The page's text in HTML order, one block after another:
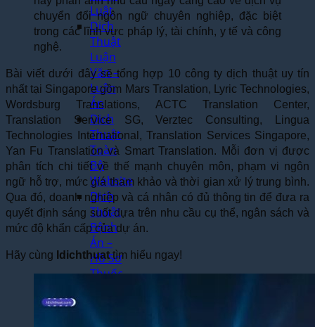
Luật
Dịch
Thuật
Luận
Văn –
Luận
Án
Dịch
Thuật
Toàn
Bộ
Website
Dịch
Thuật
Bệnh
Án –
Hồ Sơ
Thuốc
Chuyên
chuyển đổi ngôn ngữ chuyên nghiệp, đặc biệt
trong các lĩnh vực pháp lý, tài chính, y tế và công
nghệ.
Bài viết dưới đây sẽ tổng hợp 10 công ty dịch thuật uy tín
nhất tại Singapore gồm Mars Translation, Lyric Technologies,
Wordsburg Translations, ACTC Translation Center,
Translation Service SG, Verztec Consulting, Lingua
Technologies International, Translation Services Singapore,
Yan Fu Translation và Smart Translation. Mỗi đơn vị được
phân tích chi tiết về thế mạnh chuyên môn, phạm vi ngôn
ngữ hỗ trợ, mức giá tham khảo và thời gian xử lý trung bình.
Qua đó, doanh nghiệp và cá nhân có đủ thông tin để đưa ra
quyết định sáng suốt dựa trên nhu cầu cụ thể, ngân sách và
mức độ khẩn cấp của dự án.
Hãy cùng Idichthuattìm hiểu ngay!